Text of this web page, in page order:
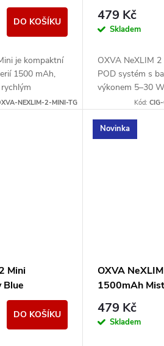
DO KOŠÍKU
je kompaktní
1500 mAh,
2A a cartridgí
NEXLIM-2-MINI-TG
479 Kč
Skladem
OXVA NeXLIM
POD systém s
výkonem 5–30
nabíjením USB-
režimy...
Kód:
Mini
Blue
DO KOŠÍKU
Novinka
OXVA
1500mAh
479 Kč
Skladem